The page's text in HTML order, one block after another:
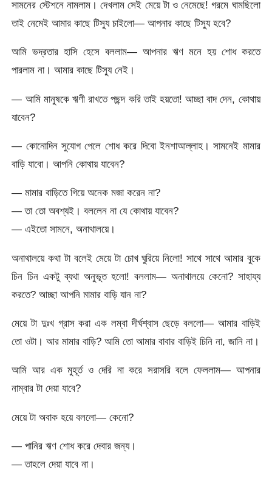
সামনের স্টেশনে নামলাম। দেখলাম সেই মেয়ে টা ও নেমেছে! গরমে ঘামছিলো
তাই নেমেই আমার কাছে টিস্যু চাইলো— আপনার কাছে টিস্যু হবে?
আমি ভদ্রতার হাসি হেসে বললাম— আপনার ঋণ মনে হয় শোধ করতে
পারলাম না। আমার কাছে টিস্যু নেই।
— আমি মানুষকে ঋণী রাখতে পছন্দ করি তাই হয়তো! আচ্ছা বাদ দেন, কোথায়
যাবেন?
— কোনোদিন সুযোগ পেলে শোধ করে দিবো ইনশাআল্লাহ। সামনেই মামার
বাড়ি যাবো। আপনি কোথায় যাবেন?
— মামার বাড়িতে গিয়ে অনেক মজা করেন না?
— তা তো অবশ্যই। বললেন না যে কোথায় যাবেন?
— এইতো সামনে, অনাথালয়ে।
অনাথালয়ে কথা টা বলেই মেয়ে টা চোখ ঘুরিয়ে নিলো! সাথে সাথে আমার বুকে
চিন চিন একটু ব্যথা অনুভূত হলো! বললাম— অনাথালয়ে কেনো? সাহায্য
করতে? আচ্ছা আপনি মামার বাড়ি যান না?
মেয়ে টা দুঃখ গ্রাস করা এক লম্বা দীর্ঘশ্বাস ছেড়ে বললো— আমার বাড়িই
তো ওটা। আর মামার বাড়ি? আমি তো আমার বাবার বাড়িই চিনি না, জানি না।
আমি আর এক মুহূর্ত ও দেরি না করে সরাসরি বলে ফেললাম— আপনার
নাম্বার টা দেয়া যাবে?
মেয়ে টা অবাক হয়ে বললো— কেনো?
— পানির ঋণ শোধ করে দেবার জন্য।
— তাহলে দেয়া যাবে না।